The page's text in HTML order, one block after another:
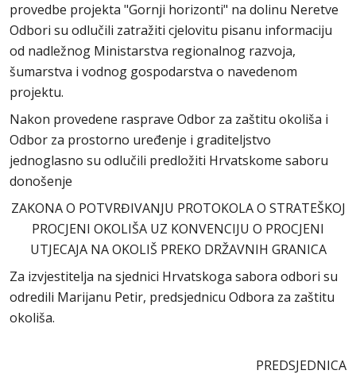
provedbe projekta "Gornji horizonti" na dolinu Neretve
Odbori su odlučili zatražiti cjelovitu pisanu informaciju
od nadležnog Ministarstva regionalnog razvoja,
šumarstva i vodnog gospodarstva o navedenom
projektu.
Nakon provedene rasprave Odbor za zaštitu okoliša i
Odbor za prostorno uređenje i graditeljstvo
jednoglasno su odlučili predložiti Hrvatskome saboru
donošenje
ZAKONA O POTVRĐIVANJU PROTOKOLA O STRATEŠKOJ
PROCJENI OKOLIŠA UZ KONVENCIJU O PROCJENI
UTJECAJA NA OKOLIŠ PREKO DRŽAVNIH GRANICA
Za izvjestitelja na sjednici Hrvatskoga sabora odbori su
odredili Marijanu Petir, predsjednicu Odbora za zaštitu
okoliša.
PREDSJEDNICA